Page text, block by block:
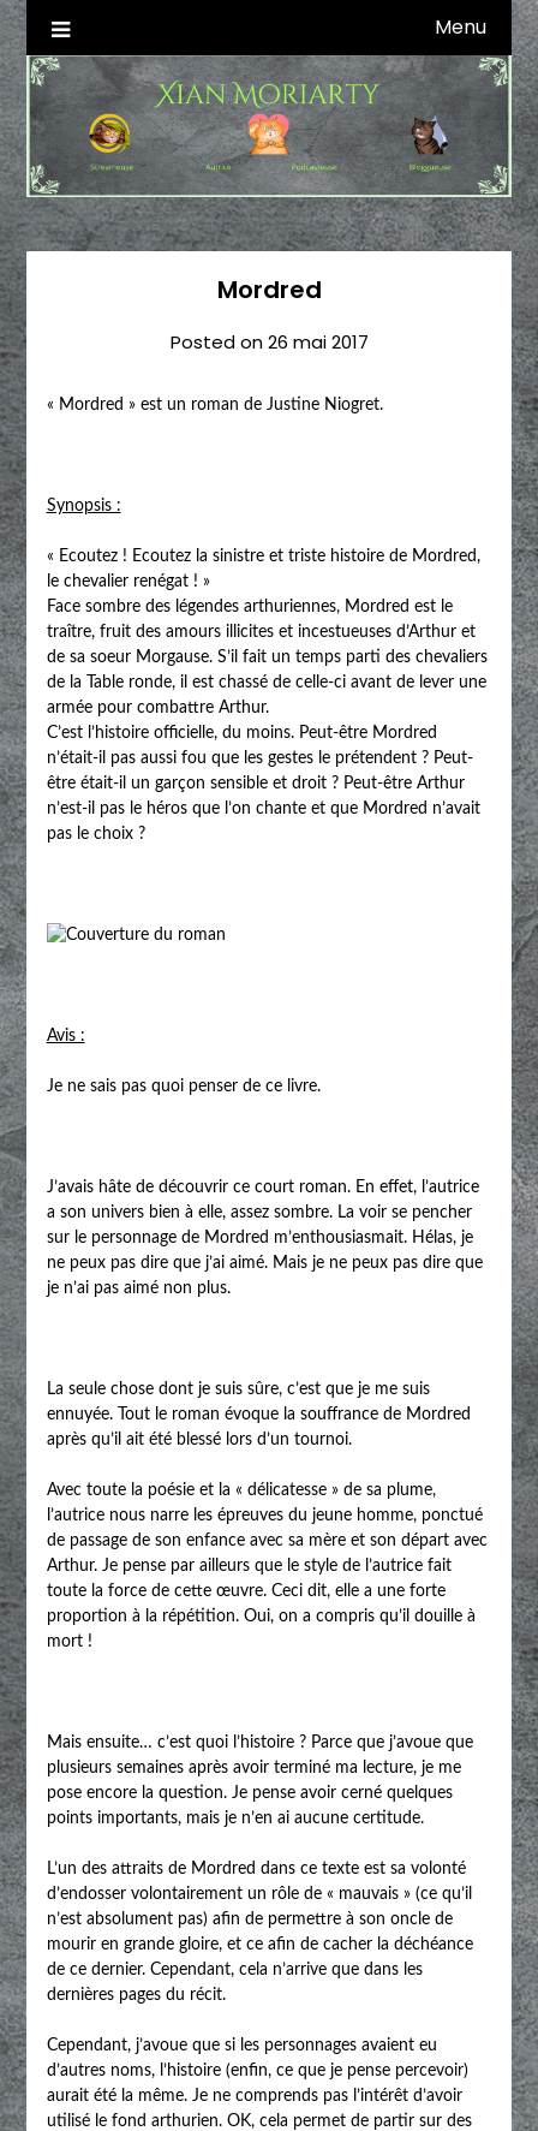
Skip
to
content
Xian Moriarty
Autrice SFFF & Blogueuse & Streameuse Menu
Mordred
Posted on26 mai 2017
« Mordred » est un roman de Justine Niogret.
Synopsis :
« Ecoutez ! Ecoutez la sinistre et triste histoire de Mordred,
le chevalier renégat ! »
Face sombre des légendes arthuriennes, Mordred est le
traître, fruit des amours illicites et incestueuses d’Arthur et
de sa soeur Morgause. S’il fait un temps parti des chevaliers
de la Table ronde, il est chassé de celle-ci avant de lever une
armée pour combattre Arthur.
C’est l’histoire officielle, du moins. Peut-être Mordred
n’était-il pas aussi fou que les gestes le prétendent ? Peut-
être était-il un garçon sensible et droit ? Peut-être Arthur
n’est-il pas le héros que l’on chante et que Mordred n’avait
pas le choix ?
Avis :
Je ne sais pas quoi penser de ce livre.
J’avais hâte de découvrir ce court roman. En effet, l’autrice
a son univers bien à elle, assez sombre. La voir se pencher
sur le personnage de Mordred m’enthousiasmait. Hélas, je
ne peux pas dire que j’ai aimé. Mais je ne peux pas dire que
je n’ai pas aimé non plus.
La seule chose dont je suis sûre, c’est que je me suis
ennuyée. Tout le roman évoque la souffrance de Mordred
après qu’il ait été blessé lors d’un tournoi.
Avec toute la poésie et la « délicatesse » de sa plume,
l’autrice nous narre les épreuves du jeune homme, ponctué
de passage de son enfance avec sa mère et son départ avec
Arthur. Je pense par ailleurs que le style de l’autrice fait
toute la force de cette œuvre. Ceci dit, elle a une forte
proportion à la répétition. Oui, on a compris qu’il douille à
mort !
Mais ensuite… c’est quoi l’histoire ? Parce que j’avoue que
plusieurs semaines après avoir terminé ma lecture, je me
pose encore la question. Je pense avoir cerné quelques
points importants, mais je n’en ai aucune certitude.
L’un des attraits de Mordred dans ce texte est sa volonté
d’endosser volontairement un rôle de « mauvais » (ce qu’il
n’est absolument pas) afin de permettre à son oncle de
mourir en grande gloire, et ce afin de cacher la déchéance
de ce dernier. Cependant, cela n’arrive que dans les
dernières pages du récit.
Cependant, j’avoue que si les personnages avaient eu
d’autres noms, l’histoire (enfin, ce que je pense percevoir)
aurait été la même. Je ne comprends pas l’intérêt d’avoir
utilisé le fond arthurien. OK, cela permet de partir sur des